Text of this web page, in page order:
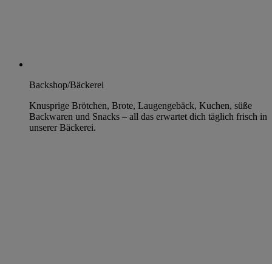
Backshop/Bäckerei
Knusprige Brötchen, Brote, Laugengebäck, Kuchen, süße
Backwaren und Snacks – all das erwartet dich täglich frisch in
unserer Bäckerei.